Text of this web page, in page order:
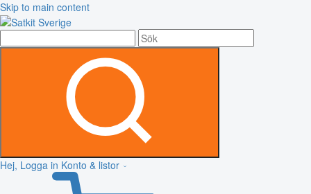
Skip to main content
Hej, Logga in Konto & listor